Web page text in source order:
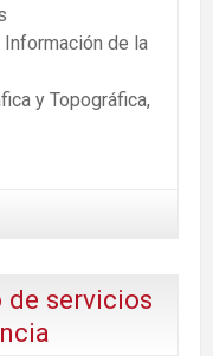
de la
y Topográfica,
de servicios